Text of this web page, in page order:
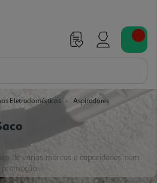
Eletrodomésticos
Aspiradores
de várias marcas e capacidades, com